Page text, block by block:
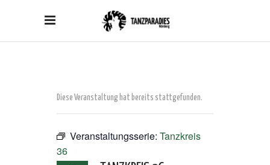
Diese Veranstaltung hat bereits stattgefunden.
Veranstaltungsserie: Tanzkreis
36